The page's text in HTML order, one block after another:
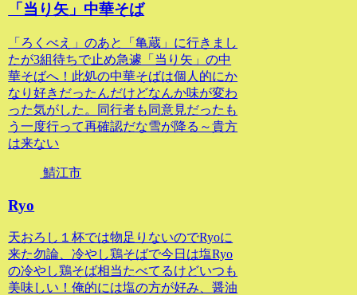
「当り矢」中華そば
「ろくべえ」のあと「亀蔵」に行きまし
たが3組待ちで止め急遽「当り矢」の中
華そばへ！此処の中華そばは個人的にか
なり好きだったんだけどなんか味が変わ
った気がした。同行者も同意見だったも
う一度行って再確認だな雪が降る～貴方
は来ない
鯖江市
Ryo
天おろし１杯では物足りないのでRyoに
来た勿論、冷やし鶏そばで今日は塩Ryo
の冷やし鶏そば相当たべてるけどいつも
美味しい！俺的には塩の方が好み、醤油